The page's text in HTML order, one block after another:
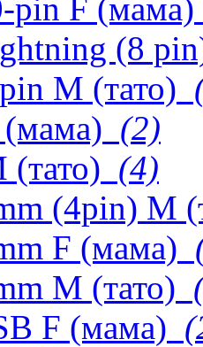
pin F (мама)
(8
M (тато)
(2)
(4)
(4pin) M
F (мама)
M (тато)
F (мама)